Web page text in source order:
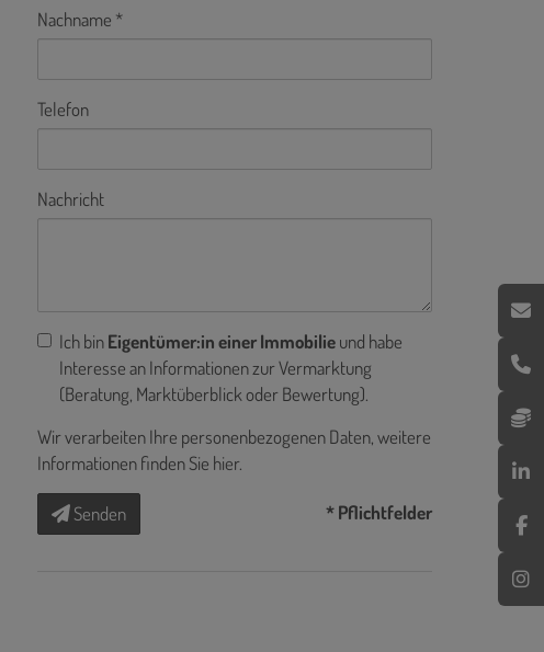
Nachname
Telefon
Nachricht
Ich binEigentümer:in einer Immobilieund habe
Interesse an Informationen zur Vermarktung
(Beratung, Marktüberblick oder Bewertung).
Wir verarbeiten Ihre personenbezogenen Daten, weitere
Informationen finden Sie hier.
Senden * Pflichtfelder